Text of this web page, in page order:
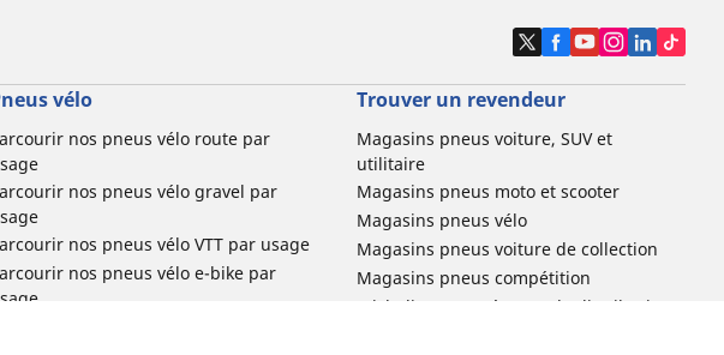
vélo
nos pneus vélo route par
nos pneus vélo gravel par
nos pneus vélo VTT par usage
nos pneus vélo e-bike par
Trouver un revendeur
Magasins pneus voiture, SUV et
utilitaire
Magasins pneus moto et scooter
Magasins pneus vélo
Magasins pneus voiture de collection
Magasins pneus compétition
Michelin et ses réseaux de distribution